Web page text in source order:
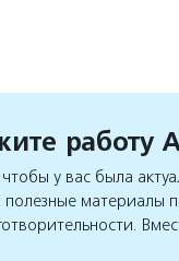
работу
у вас была
материалы